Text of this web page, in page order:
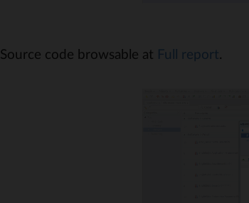
Source code browsable at Full report.